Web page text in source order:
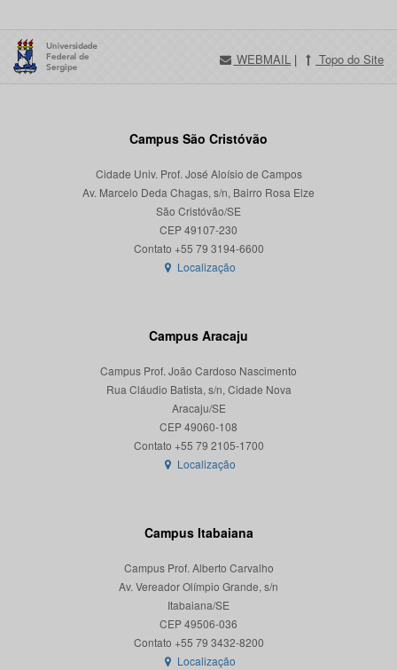
WEBMAIL | Topo do Site
Campus São Cristóvão
Cidade Univ. Prof. José Aloísio de Campos
Av. Marcelo Deda Chagas, s/n, Bairro Rosa Elze
São Cristóvão/SE
CEP 49107-230
Localização
Campus Aracaju
Campus Prof. João Cardoso Nascimento
Rua Cláudio Batista, s/n, Cidade Nova
Aracaju/SE
CEP 49060-108
Localização
Campus Itabaiana
Campus Prof. Alberto Carvalho
Av. Vereador Olímpio Grande, s/n
Itabaiana/SE
CEP 49506-036
Localização